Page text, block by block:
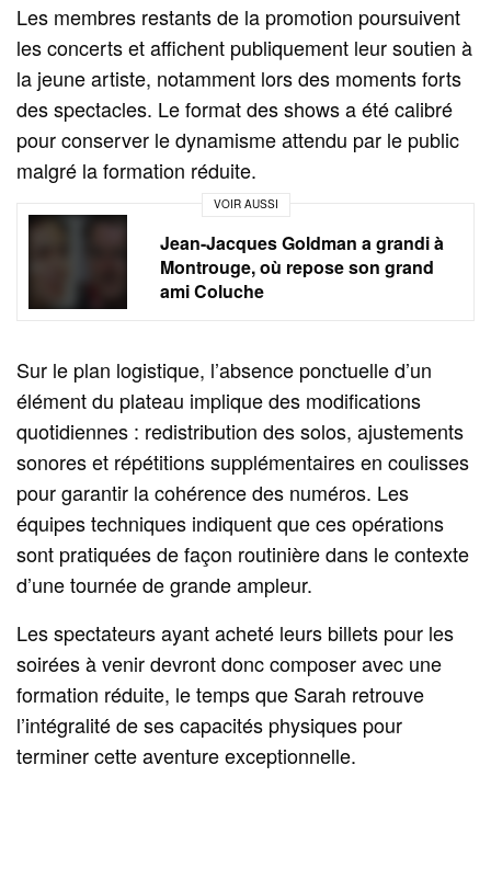
Les membres restants de la promotion poursuivent
les concerts et affichent publiquement leur soutien à
la jeune artiste, notamment lors des moments forts
des spectacles. Le format des shows a été calibré
pour conserver le dynamisme attendu par le public
malgré la formation réduite.
VOIR AUSSI
Jean-Jacques Goldman a grandi à
Montrouge, où repose son grand
ami Coluche
Sur le plan logistique, l’absence ponctuelle d’un
élément du plateau implique des modifications
quotidiennes : redistribution des solos, ajustements
sonores et répétitions supplémentaires en coulisses
pour garantir la cohérence des numéros. Les
équipes techniques indiquent que ces opérations
sont pratiquées de façon routinière dans le contexte
d’une tournée de grande ampleur.
Les spectateurs ayant acheté leurs billets pour les
soirées à venir devront donc composer avec une
formation réduite, le temps que Sarah retrouve
l’intégralité de ses capacités physiques pour
terminer cette aventure exceptionnelle.